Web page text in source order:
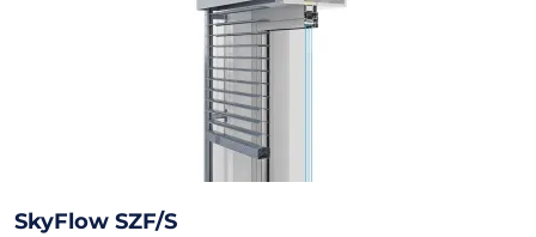
SkyFlow SZF/S